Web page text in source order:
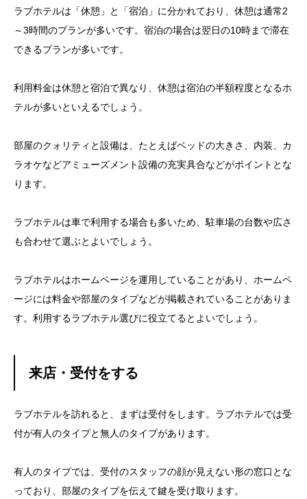
ラブホテルは「休憩」と「宿泊」に分かれており、休憩は通常2
～3時間のプランが多いです。宿泊の場合は翌日の10時まで滞在
できるプランが多いです。
利用料金は休憩と宿泊で異なり、休憩は宿泊の半額程度となるホ
テルが多いといえるでしょう。
部屋のクォリティと設備は、たとえばベッドの大きさ、内装、カ
ラオケなどアミューズメント設備の充実具合などがポイントとな
ります。
ラブホテルは車で利用する場合も多いため、駐車場の台数や広さ
も合わせて選ぶとよいでしょう。
ラブホテルはホームページを運用していることがあり、ホームペ
ージには料金や部屋のタイプなどが掲載されていることがありま
す。利用するラブホテル選びに役立てるとよいでしょう。
来店・受付をする
ラブホテルを訪れると、まずは受付をします。ラブホテルでは受
付が有人のタイプと無人のタイプがあります。
有人のタイプでは、受付のスタッフの顔が見えない形の窓口とな
っており、部屋のタイプを伝えて鍵を受け取ります。